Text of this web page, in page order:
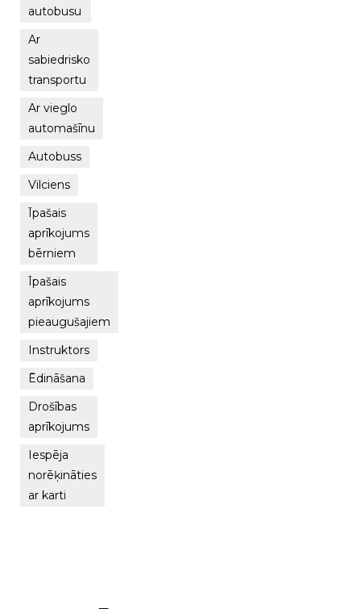
autobusu
Ar
sabiedrisko
transportu
Ar vieglo
automašīnu
Autobuss
Vilciens
Īpašais
aprīkojums
bērniem
Īpašais
aprīkojums
pieaugušajiem
Instruktors
Ēdināšana
Drošības
aprīkojums
Iespēja
norēķināties
ar karti